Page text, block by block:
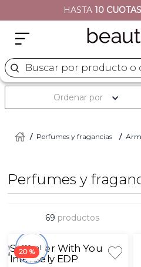
HASTA 10 CUOTAS
Buscar por producto o
Perfumes y fragancias
Perfumes y
Ordenar por
69 productos
20 %
100 ml
naj oleari
5. versace